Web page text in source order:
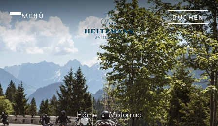
MENÜ BUCHEN
Home Motorrad